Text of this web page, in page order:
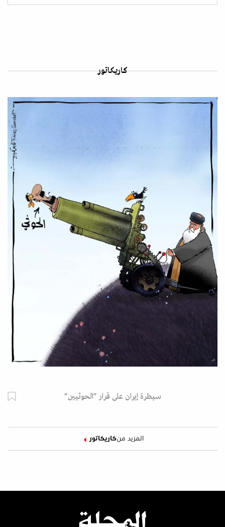
كاريكاتور
سيطرة إيران على قرار "الحوثيين"
المزيد منكاريكاتور